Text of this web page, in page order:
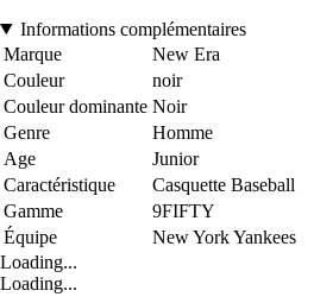
Informations complémentaires
Marque
New Era
Couleur
noir
Couleur dominante Noir
Genre
Homme
Age
Junior
Caractéristique
Casquette Baseball
Gamme
9FIFTY
Équipe
New York Yankees
Loading...
Loading...